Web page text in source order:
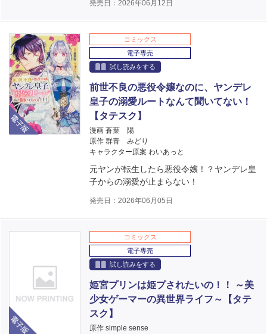
発売日：2026年06月12日
電子版
コミックス
電子専売
試し読みをする
前世不良の悪役令嬢なのに、ヤンデレ
皇子の溺愛ルートなんて聞いてない！
【タテスク】
漫画 蒼葉 陽
原作 群青 みどり
キャラクター原案 わいあっと
元ヤンが転生したら悪役令嬢！？ヤンデレ皇
子からの溺愛が止まらない！
発売日：2026年06月05日
コミックス
電子専売
試し読みをする
姫宮プリンは姫プされたいの！！ ～美
少女ゲーマーの異世界ライフ～【タテ
スク】
原作 simple sense